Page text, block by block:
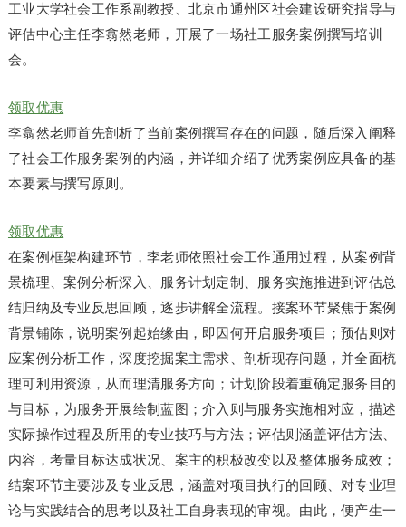
工业大学社会工作系副教授、北京市通州区社会建设研究指导与
评估中心主任李翕然老师，开展了一场社工服务案例撰写培训
会。
领取优惠
李翕然老师首先剖析了当前案例撰写存在的问题，随后深入阐释
了社会工作服务案例的内涵，并详细介绍了优秀案例应具备的基
本要素与撰写原则。
领取优惠
在案例框架构建环节，李老师依照社会工作通用过程，从案例背
景梳理、案例分析深入、服务计划定制、服务实施推进到评估总
结归纳及专业反思回顾，逐步讲解全流程。接案环节聚焦于案例
背景铺陈，说明案例起始缘由，即因何开启服务项目；预估则对
应案例分析工作，深度挖掘案主需求、剖析现存问题，并全面梳
理可利用资源，从而理清服务方向；计划阶段着重确定服务目的
与目标，为服务开展绘制蓝图；介入则与服务实施相对应，描述
实际操作过程及所用的专业技巧与方法；评估则涵盖评估方法、
内容，考量目标达成状况、案主的积极改变以及整体服务成效；
结案环节主要涉及专业反思，涵盖对项目执行的回顾、对专业理
论与实践结合的思考以及社工自身表现的审视。由此，便产生一